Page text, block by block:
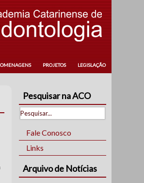
PROJETOS LEGISLAÇÃO
Pesquisar na ACO
Fale Conosco
Links
Arquivo de Notícias